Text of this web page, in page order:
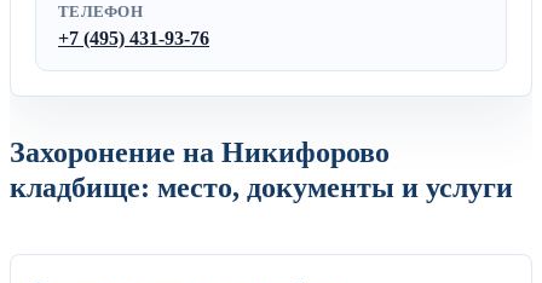
ТЕЛЕФОН
+7 (495) 431-93-76
Захоронение на Никифорово
кладбище: место, документы и услуги